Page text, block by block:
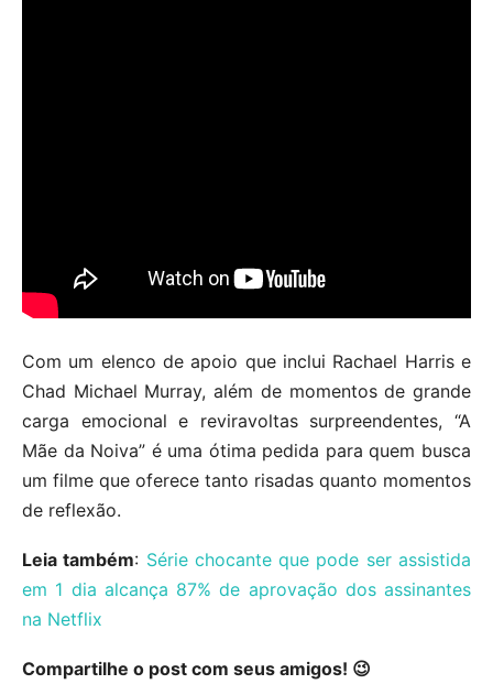
Com um elenco de apoio que inclui Rachael Harris e
Chad Michael Murray, além de momentos de grande
carga emocional e reviravoltas surpreendentes, “A
Mãe da Noiva” é uma ótima pedida para quem busca
um filme que oferece tanto risadas quanto momentos
de reflexão.
Leia também: Série chocante que pode ser assistida
em 1 dia alcança 87% de aprovação dos assinantes
na Netflix
Compartilhe o post com seus amigos! 😉